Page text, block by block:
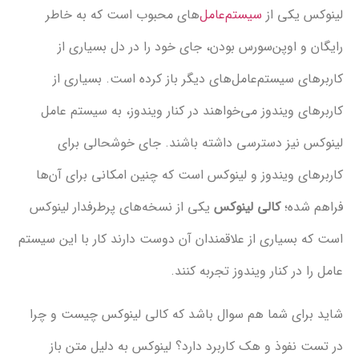
ازسیستم‌عامل‌های محبوب است که به خاطر
اوپن‌سورس بودن، جای خود را در دل بسیاری از
سیستم‌عامل‌های دیگر باز کرده است. بسیاری از
ویندوز می‌خواهند در کنار ویندوز، به سیستم عامل
نیز دسترسی داشته باشند. جای خوشحالی برای
ویندوز و لینوکس است که چنین امکانی برای آن‌ها
کالی لینوکسیکی از نسخه‌های پرطرفدار لینوکس
از علاقمندان آن دوست دارند کار با این سیستم
کنار ویندوز تجربه کنند.
شما هم سوال باشد که کالی لینوکس چیست و چرا
و هک کاربرد دارد؟ لینوکس به دلیل متن باز